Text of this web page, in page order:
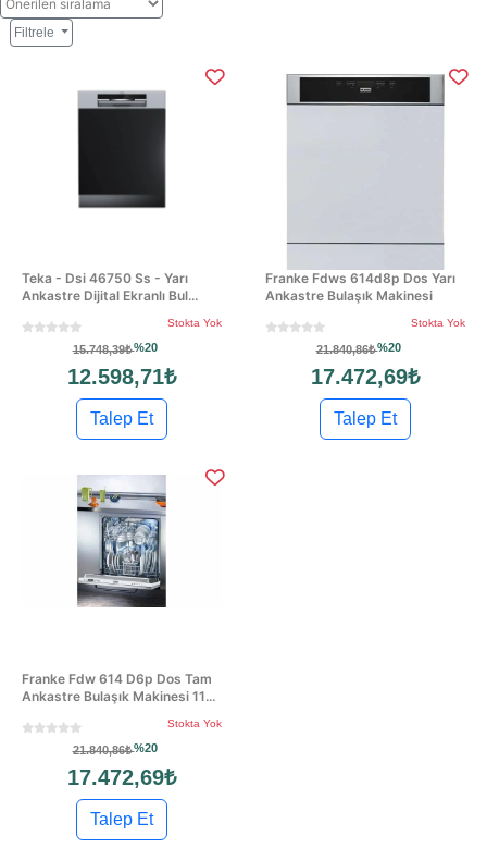
Filtrele
Teka - Dsi 46750 Ss - Yarı
Ankastre Dijital Ekranlı Bul...
Stokta Yok
15.748,39₺%20
12.598,71₺
Talep Et
Franke Fdws 614d8p Dos Yarı
Ankastre Bulaşık Makinesi
Stokta Yok
21.840,86₺%20
17.472,69₺
Talep Et
Franke Fdw 614 D6p Dos Tam
Ankastre Bulaşık Makinesi 11...
Stokta Yok
21.840,86₺%20
17.472,69₺
Talep Et